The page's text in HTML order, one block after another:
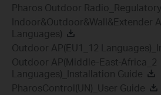
Pharos Outdoor
Indoor&Outdoor&Wall&Extender
Languages)
Outdoor AP(EU1_12
Outdoor AP(Middle-East-Africa_2
Languages)_Installation Guide
PharosControl(UN)_User Guide